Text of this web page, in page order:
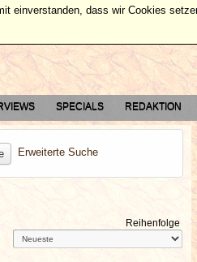
SPECIALS REDAKTION
Erweiterte Suche
Reihenfolge
einverstanden, dass wir Cookies